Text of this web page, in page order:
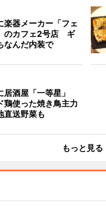
楽器メーカー「フェ
のカフェ2号店 ギ
なんだ内装で
居酒屋「一等星」
鶏使った焼き鳥主力
直送野菜も
もっと見る